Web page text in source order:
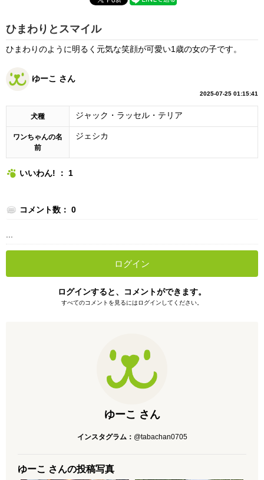
ひまわりとスマイル
ひまわりのように明るく元気な笑顔が可愛い1歳の女の子です。
ゆーこ さん
2025-07-25 01:15:41
犬種 ジャック・ラッセル・テリア
ワンちゃんの名
前
ジェシカ
いいわん! ： 1
コメント数： 0
ログイン
ログインすると、コメントができます。
すべてのコメントを見るにはログインしてください。
ゆーこ さん
インスタグラム： @tabachan0705
ゆーこ さんの投稿写真